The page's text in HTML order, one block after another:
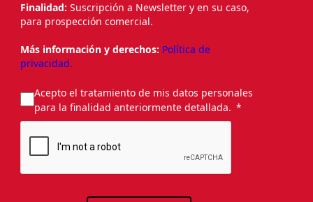
Finalidad: Suscripción a Newsletter y en su caso,
para prospección comercial.
Más información y derechos: Política de
privacidad.
Acepto el tratamiento de mis datos personales
para la finalidad anteriormente detallada.